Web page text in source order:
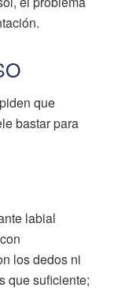
que
bastar para
labial
los dedos ni
que suficiente;